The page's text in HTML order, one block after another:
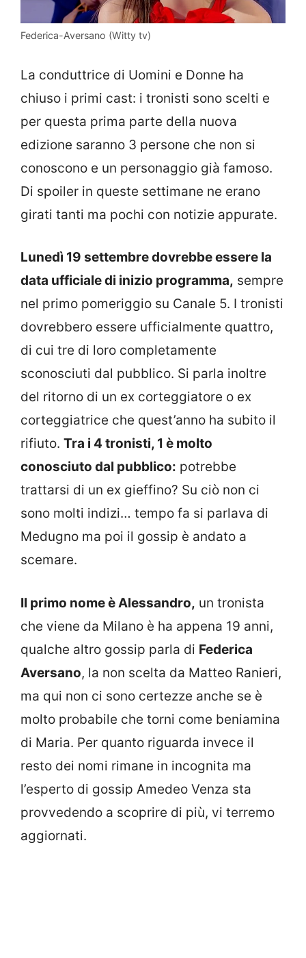
Federica-Aversano (Witty tv)
La conduttrice di Uomini e Donne ha
chiuso i primi cast: i tronisti sono scelti e
per questa prima parte della nuova
edizione saranno 3 persone che non si
conoscono e un personaggio già famoso.
Di spoiler in queste settimane ne erano
girati tanti ma pochi con notizie appurate.
Lunedì 19 settembre dovrebbe essere la
data ufficiale di inizio programma, sempre
nel primo pomeriggio su Canale 5. I tronisti
dovrebbero essere ufficialmente quattro,
di cui tre di loro completamente
sconosciuti dal pubblico. Si parla inoltre
del ritorno di un ex corteggiatore o ex
corteggiatrice che quest’anno ha subito il
rifiuto. Tra i 4 tronisti, 1 è molto
conosciuto dal pubblico: potrebbe
trattarsi di un ex gieffino? Su ciò non ci
sono molti indizi… tempo fa si parlava di
Medugno ma poi il gossip è andato a
scemare.
Il primo nome è Alessandro, un tronista
che viene da Milano è ha appena 19 anni,
qualche altro gossip parla di Federica
Aversano, la non scelta da Matteo Ranieri,
ma qui non ci sono certezze anche se è
molto probabile che torni come beniamina
di Maria. Per quanto riguarda invece il
resto dei nomi rimane in incognita ma
l’esperto di gossip Amedeo Venza sta
provvedendo a scoprire di più, vi terremo
aggiornati.